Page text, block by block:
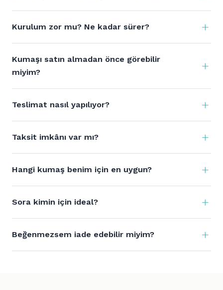
Kurulum zor mu? Ne kadar sürer?
Kumaşı satın almadan önce görebilir
miyim?
Teslimat nasıl yapılıyor?
Taksit imkânı var mı?
Hangi kumaş benim için en uygun?
Sora kimin için ideal?
Beğenmezsem iade edebilir miyim?